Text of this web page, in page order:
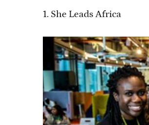
1. She Leads Africa